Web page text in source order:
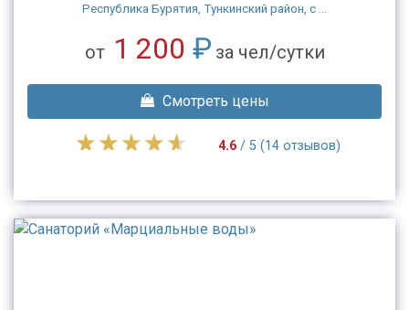
Республика Бурятия, Тункинский район, с ...
от 1 200 ₽ за чел/сутки
Смотреть цены
4.6/ 5 (14 отзывов)